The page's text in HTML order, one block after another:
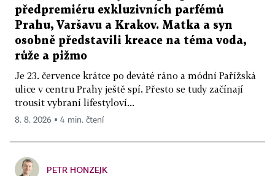
předpremiéru exkluzivních parfémů
Prahu, Varšavu a Krakov. Matka a syn
osobně představili kreace na téma voda,
růže a pižmo
Je 23. července krátce po deváté ráno a módní Pařížská
ulice v centru Prahy ještě spí. Přesto se tudy začínají
trousit vybraní lifestyloví...
8. 8. 2026 ▪ 4 min. čtení
PETR HONZEJK